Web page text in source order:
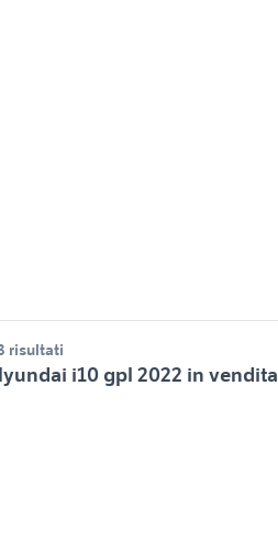
risultati
i10 gpl 2022 in vendita